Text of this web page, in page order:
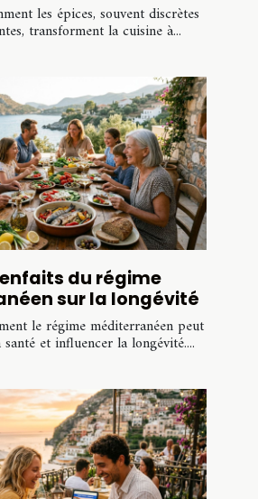
les épices, souvent discrètes
transforment la cuisine à...
du régime
sur la longévité
le régime méditerranéen peut
et influencer la longévité....